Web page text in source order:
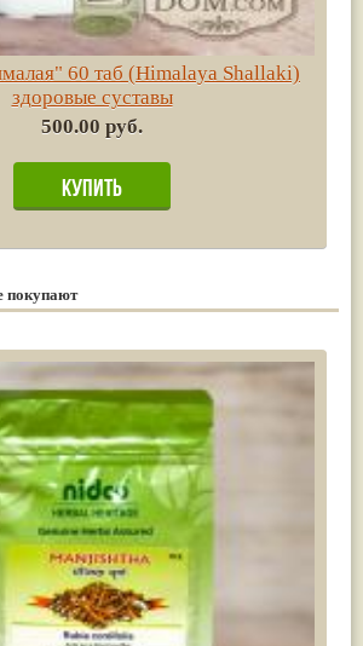
60 таб (Himalaya Shallaki)
здоровые суставы
500.00 руб.
покупают